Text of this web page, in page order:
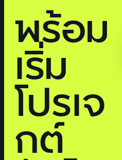
พร้อม
เริ่ม
โปรเจ
กต์